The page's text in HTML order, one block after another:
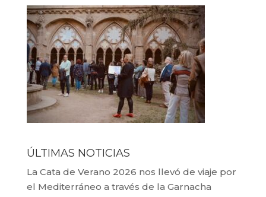
ÚLTIMAS NOTICIAS
La Cata de Verano 2026 nos llevó de viaje por
el Mediterráneo a través de la Garnacha